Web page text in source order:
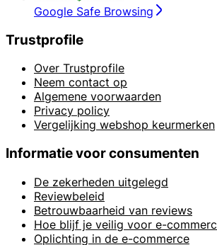
Google Safe Browsing
Trustprofile
Over Trustprofile
Neem contact op
Algemene voorwaarden
Privacy policy
Vergelijking webshop keurmerken
Informatie voor consumenten
De zekerheden uitgelegd
Reviewbeleid
Betrouwbaarheid van reviews
Hoe blijf je veilig voor e-
Oplichting in de e-commerce